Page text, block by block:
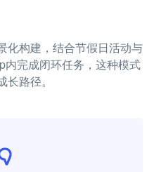
化构建，结合节假日活动与
完成闭环任务，这种模式
路径。